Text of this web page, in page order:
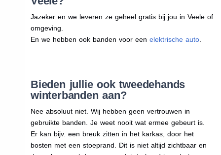
Jazeker en we leveren ze geheel gratis bij jou in Veele of
omgeving.
En we hebben ook banden voor een elektrische auto.
Bieden jullie ook tweedehands
winterbanden aan?
Nee absoluut niet. Wij hebben geen vertrouwen in
gebruikte banden. Je weet nooit wat ermee gebeurt is.
Er kan bijv. een breuk zitten in het karkas, door het
bosten met een stoeprand. Dit is niet altijd zichtbaar en